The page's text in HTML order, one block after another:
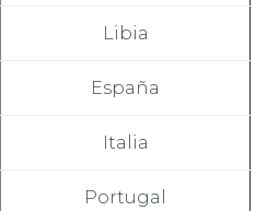
Libia
España
Italia
Portugal